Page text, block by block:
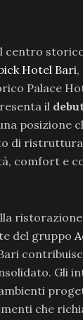
Hotel Bari
Palace
il
posizione
di
comfort e
del gruppo
Gli
che